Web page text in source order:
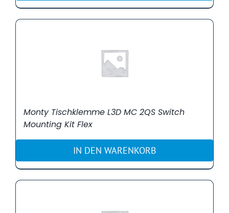
Monty Tischklemme L3D MC 2QS Switch
Mounting Kit Flex
IN DEN WARENKORB